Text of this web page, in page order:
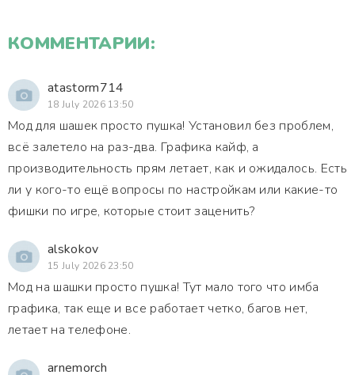
КОММЕНТАРИИ:
atastorm714
18 July 2026 13:50
Мод для шашек просто пушка! Установил без проблем,
всё залетело на раз-два. Графика кайф, а
производительность прям летает, как и ожидалось. Есть
ли у кого-то ещё вопросы по настройкам или какие-то
фишки по игре, которые стоит заценить?
alskokov
15 July 2026 23:50
Мод на шашки просто пушка! Тут мало того что имба
графика, так еще и все работает четко, багов нет,
летает на телефоне.
arnemorch